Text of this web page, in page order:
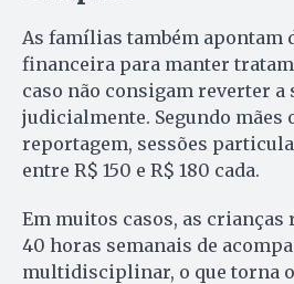
As famílias também apontam
financeira para manter
caso não consigam reverter a
judicialmente. Segundo mães
reportagem, sessões
entre R$ 150 e R$ 180 cada.
Em muitos casos, as crianças
40 horas semanais de
multidisciplinar, o que torna